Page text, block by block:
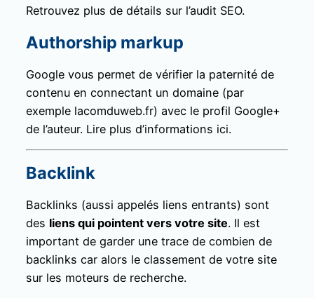
Retrouvez plus de détails sur l’audit SEO.
Authorship markup
Google vous permet de vérifier la paternité de
contenu en connectant un domaine (par
exemple lacomduweb.fr) avec le profil Google+
de l’auteur. Lire plus d’informations ici.
Backlink
Backlinks (aussi appelés liens entrants) sont
des liens qui pointent vers votre site. Il est
important de garder une trace de combien de
backlinks car alors le classement de votre site
sur les moteurs de recherche.